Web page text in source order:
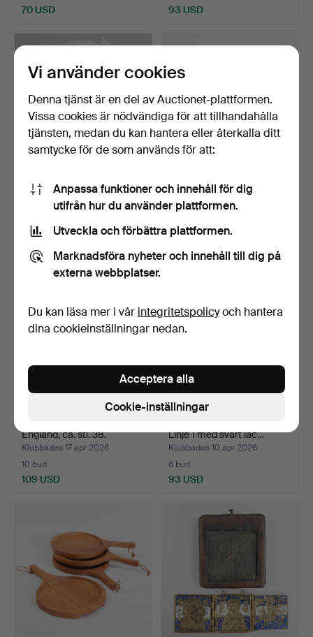
70 USD 93 USD
LOUIS VUITTON. Glob, vit
plastglob, dekora…
Klubbades 25 apr 2026
10 bud
DANSK DESIGN.
BOKSTÖD, 12 st, teak,
Danmar…
Klubbades 20 apr 2026
7 bud
England, ca. stl. 38.
Klubbades 17 apr 2026
10 bud
109 USD
Linje 1 med svart lac…
Klubbades 10 apr 2026
6 bud
93 USD
Vi använder cookies
Denna tjänst är en del av Auctionet-plattformen.
Vissa cookies är nödvändiga för att tillhandahålla
tjänsten, medan du kan hantera eller återkalla ditt
samtycke för de som används för att:
Anpassa funktioner och innehåll för dig
utifrån hur du använder plattformen.
Utveckla och förbättra plattformen.
Marknadsföra nyheter och innehåll till dig på
externa webbplatser.
Du kan läsa mer i vår integritetspolicyoch hantera
dina cookieinställningar nedan.
Cookie-inställningar
Acceptera alla